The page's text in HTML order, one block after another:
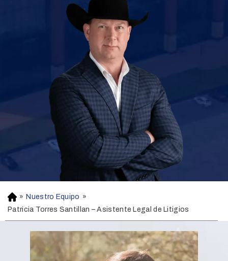
H
o
m
» Nuestro Equipo »
Patricia Torres Santillan – Asistente Legal de Litigios